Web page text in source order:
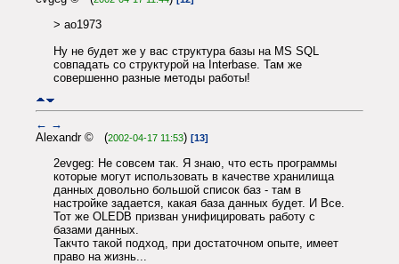
> ao1973
Ну не будет же у вас структура базы на MS SQL
совпадать со структурой на Interbase. Там же
совершенно разные методы работы!
← →
Alexandr © (2002-04-17 11:53) [13]
2evgeg: Не совсем так. Я знаю, что есть программы
которые могут использовать в качестве хранилища
данных довольно большой список баз - там в
настройке задается, какая база данных будет. И Все.
Тот же OLEDB призван унифицировать работу с
базами данных.
Такчто такой подход, при достаточном опыте, имеет
право на жизнь...